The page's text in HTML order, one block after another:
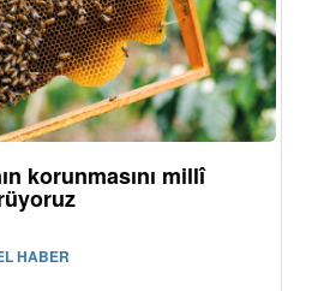
korunmasını millî
HABER